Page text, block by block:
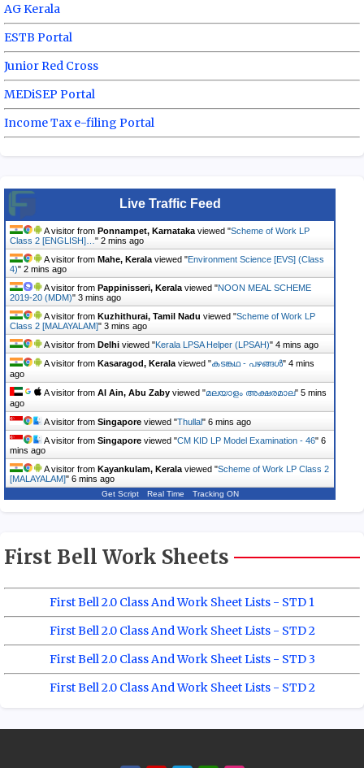
AG Kerala
ESTB Portal
Junior Red Cross
MEDiSEP Portal
Income Tax e-filing Portal
Live Traffic Feed
A visitor from Ponnampet, Karnataka viewed "Scheme of Work LP
Class 2 [ENGLISH]… " 2 mins ago
A visitor from Mahe, Kerala viewed "Environment Science [EVS] (Class
4)" 2 mins ago
A visitor from Pappinisseri, Kerala viewed "NOON MEAL SCHEME
2019-20 (MDM)" 3 mins ago
A visitor from Kuzhithurai, Tamil Nadu viewed "Scheme of Work LP
Class 2 [MALAYALAM]" 3 mins ago
A visitor from Delhi viewed "Kerala LPSA Helper (LPSAH)" 4 mins ago
A visitor from Kasaragod, Kerala viewed "കടങ്കഥ - പഴങ്ങൾ" 4 mins
ago
A visitor from Al Ain, Abu Zaby viewed "മലയാളം അക്ഷരമാല" 5 mins
ago
A visitor from Singapore viewed "Thullal" 6 mins ago
A visitor from Singapore viewed "CM KID LP Model Examination - 46" 6
mins ago
A visitor from Kayankulam, Kerala viewed "Scheme of Work LP Class 2
[MALAYALAM]" 7 mins ago
Get Script Real Time Tracking ON
First Bell Work Sheets
First Bell 2.0 Class And Work Sheet Lists - STD 1
First Bell 2.0 Class And Work Sheet Lists - STD 2
First Bell 2.0 Class And Work Sheet Lists - STD 3
First Bell 2.0 Class And Work Sheet Lists - STD 2